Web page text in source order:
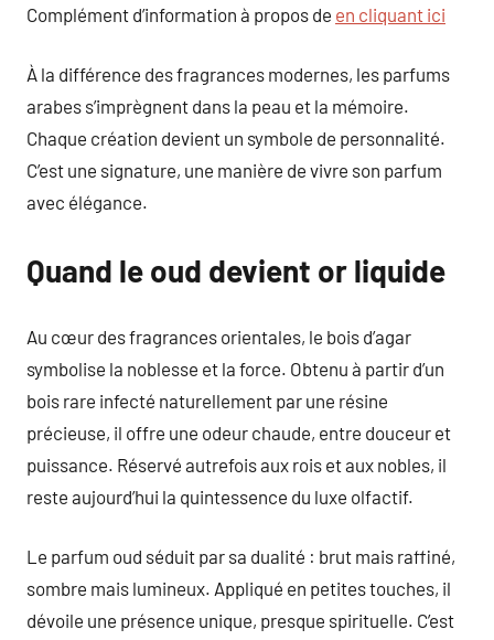
Complément d’information à propos de en cliquant ici
À la différence des fragrances modernes, les parfums
arabes s’imprègnent dans la peau et la mémoire.
Chaque création devient un symbole de personnalité.
C’est une signature, une manière de vivre son parfum
avec élégance.
Quand le oud devient or liquide
Au cœur des fragrances orientales, le bois d’agar
symbolise la noblesse et la force. Obtenu à partir d’un
bois rare infecté naturellement par une résine
précieuse, il offre une odeur chaude, entre douceur et
puissance. Réservé autrefois aux rois et aux nobles, il
reste aujourd’hui la quintessence du luxe olfactif.
Le parfum oud séduit par sa dualité : brut mais raffiné,
sombre mais lumineux. Appliqué en petites touches, il
dévoile une présence unique, presque spirituelle. C’est